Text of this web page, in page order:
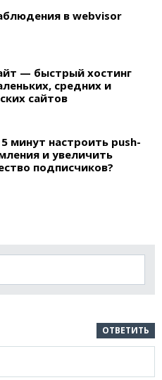
в webvisor
— быстрый хостинг
средних и
сайтов
5 минут настроить push-
и увеличить
подписчиков?
ОТВЕТИТЬ